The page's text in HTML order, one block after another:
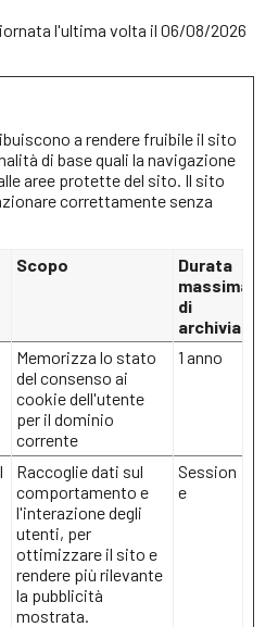
l'ultima volta il 06/08/2026
a rendere fruibile il sito
di base quali la navigazione
aree protette del sito. Il sito
correttamente senza
Scopo
Durata
massima
di
Memorizza lo stato
del consenso ai
cookie dell'utente
per il dominio
corrente
1 anno
Raccoglie dati sul
comportamento e
l'interazione degli
utenti, per
ottimizzare il sito e
rendere più rilevante
la pubblicità
mostrata.
Session
e